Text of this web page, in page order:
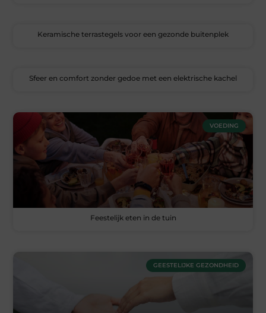
Keramische terrastegels voor een gezonde buitenplek
Sfeer en comfort zonder gedoe met een elektrische kachel
VOEDING
Feestelijk eten in de tuin
GEESTELIJKE GEZONDHEID